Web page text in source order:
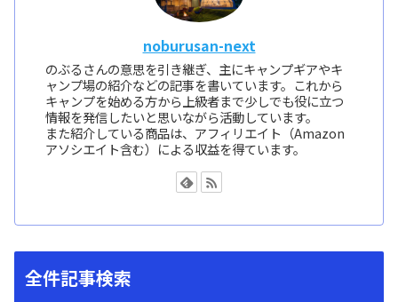
noburusan-next
のぶるさんの意思を引き継ぎ、主にキャンプギアやキ
ャンプ場の紹介などの記事を書いています。これから
キャンプを始める方から上級者まで少しでも役に立つ
情報を発信したいと思いながら活動しています。
また紹介している商品は、アフィリエイト（Amazon
アソシエイト含む）による収益を得ています。
全件記事検索